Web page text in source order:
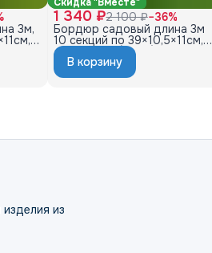
3м,
с
Скидка "Вместе"
1 340 ₽2 100 ₽−36%
Бордюр садовый длина 3м
10 секций по 39×10,5×11см, с
колышками (20шт) цвет
графит
В корзину
из